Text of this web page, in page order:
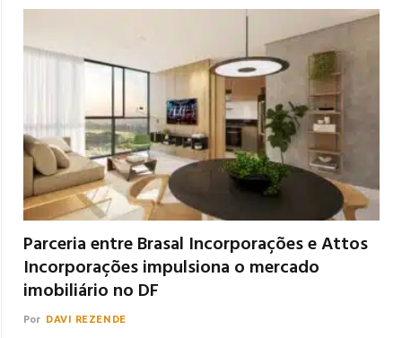
Parceria entre Brasal Incorporações e Attos
Incorporações impulsiona o mercado
imobiliário no DF
Por DAVI REZENDE